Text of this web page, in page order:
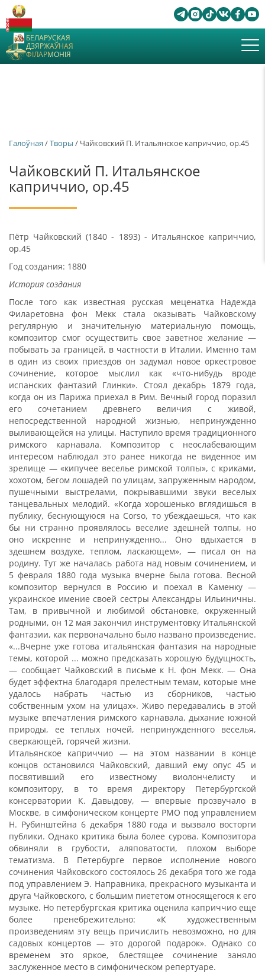
БЕЛАРУСКАЯ
ДЗЯРЖАЎНАЯ
ФІЛАРМОНІЯ
Галоўная /Творы / Чайковский П. Итальянское каприччио, ор.45
Чайковский П. Итальянское
каприччио, ор.45
Пётр Чайковский (1840 - 1893) - Итальянское каприччио,
ор.45
Год создания: 1880
История создания
После того как известная русская меценатка Надежда
Филаретовна фон Мекк стала оказывать Чайковскому
регулярную и значительную материальную помощь,
композитор смог осуществить свое заветное желание —
побывать за границей, в частности в Италии. Именно там
в один из своих приездов он задумал новое оркестровое
сочинение, которое мыслил как «что-нибудь вроде
испанских фантазий Глинки». Стоял декабрь 1879 года,
когда он из Парижа приехал в Рим. Вечный город поразил
его сочетанием древнего величия с живой,
непосредственной народной жизнью, непринужденно
выливающейся на улицы. Наступило время традиционного
римского карнавала. Композитор с неослабевающим
интересом наблюдал это ранее никогда не виденное им
зрелище — «кипучее веселье римской толпы», с криками,
хохотом, бегом лошадей по улицам, запруженным народом,
пушечными выстрелами, покрывавшими звуки веселых
танцевальных мелодий. «Когда хорошенько вглядишься в
публику, беснующуюся на Corso, то убеждаешься, что как
бы ни странно проявлялось веселие здешней толпы, но
оно искренне и непринужденно... Оно вдыхается в
здешнем воздухе, теплом, ласкающем», — писал он на
родину. Тут же началась работа над новым сочинением, и
5 февраля 1880 года музыка вчерне была готова. Весной
композитор вернулся в Россию и поехал в Каменку —
украинское имение своей сестры Александры Ильиничны.
Там, в привычной и любимой обстановке, окруженный
родными, он 12 мая закончил инструментовку Итальянской
фантазии, как первоначально было названо произведение.
«...Вчерне уже готова итальянская фантазия на народные
темы, которой ... можно предсказать хорошую будущность,
— сообщает Чайковский в письме к Н. фон Мекк. — Она
будет эффектна благодаря прелестным темам, которые мне
удалось набрать частью из сборников, частью
собственным ухом на улицах». Живо передавались в этой
музыке впечатления римского карнавала, дыхание южной
природы, ее теплых ночей, непринужденного веселья,
сверкающей, горячей жизни.
Итальянское каприччио — на этом названии в конце
концов остановился Чайковский, давший ему опус 45 и
посвятивший его известному виолончелисту и
композитору, в то время директору Петербургской
консерватории К. Давыдову, — впервые прозвучало в
Москве, в симфоническом концерте РМО под управлением
Н. Рубинштейна 6 декабря 1880 года и вызвало восторги
публики. Однако критика была более сурова. Композитора
обвиняли в грубости, аляповатости, плохом выборе
тематизма. В Петербурге первое исполнение нового
сочинения Чайковского состоялось 26 декабря того же года
под управлением Э. Направника, прекрасного музыканта и
друга Чайковского, с большим пиететом относящегося к его
музыке. Но петербургская критика оценила каприччио еще
более пренебрежительно: «К художественным
произведениям эту вещь причислить невозможно, но для
садовых концертов — это дорогой подарок». Однако со
временем это яркое, блестящее сочинение заняло
заслуженное место в симфоническом репертуаре.